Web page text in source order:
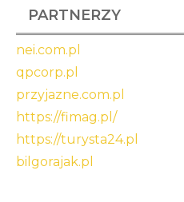
PARTNERZY
nei.com.pl
qpcorp.pl
przyjazne.com.pl
https://fimag.pl/
https://turysta24.pl
bilgorajak.pl